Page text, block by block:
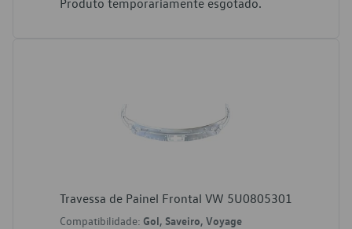
Produto temporariamente esgotado.
Travessa de Painel Frontal VW 5U0805301
Compatibilidade: Gol, Saveiro, Voyage